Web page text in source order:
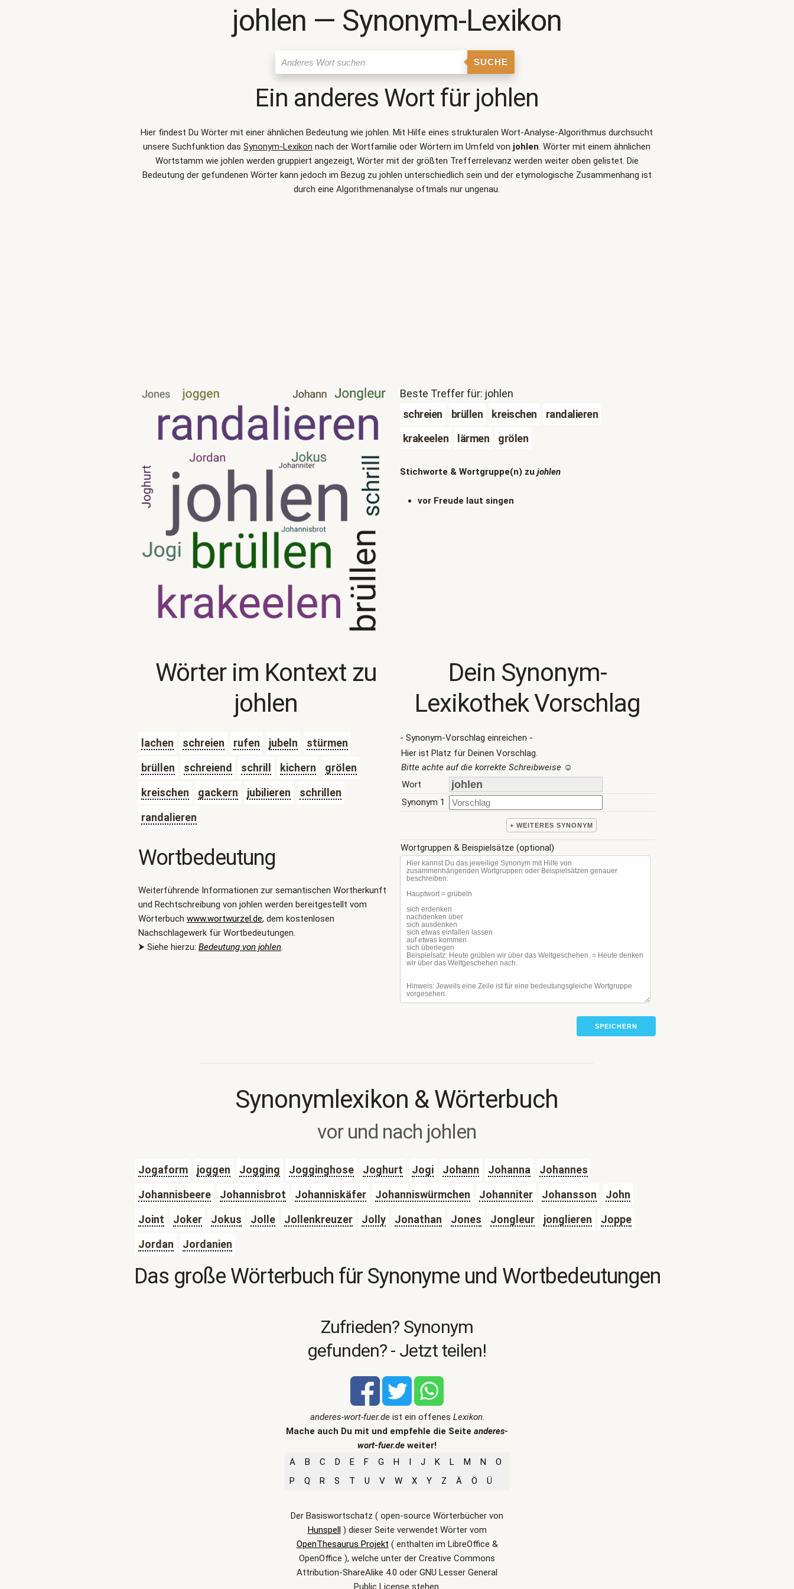
johlen ― Synonym-Lexikon
SUCHE
Ein anderes Wort für johlen
Hier findest Du Wörter mit einer ähnlichen Bedeutung wiejohlen. Mit Hilfe eines strukturalen Wort-Analyse-Algorithmus durchsucht
unsere Suchfunktion dasSynonym-Lexikon nach der Wortfamilie oder Wörtern im Umfeld von johlen. Wörter mit einem ähnlichen
Wortstamm wie johlen werden gruppiert angezeigt, Wörter mit der größten Trefferrelevanz werden weiter oben gelistet. Die
Bedeutung der gefundenen Wörter kann jedoch im Bezug zu johlen unterschiedlich sein und der etymologische Zusammenhang ist
durch eine Algorithmenanalyse oftmals nur ungenau.
Beste Treffer für: johlen
schreien
brüllen kreischen
randalieren
krakeelen
lärmen grölen
Stichworte & Wortgruppe(n) zu johlen
vor Freude laut singen
Wörter im Kontext zu
johlen
lachen schreien rufen jubeln
stürmen
brüllen
schreiend schrill kichern
grölen
kreischen
gackern jubilieren
schrillen
randalieren
Wortbedeutung
Weiterführende Informationen zur semantischen Wortherkunft
und Rechtschreibung von johlen werden bereitgestellt vom
Wörterbuch www.wortwurzel.de, dem kostenlosen
Nachschlagewerk für Wortbedeutungen.
⮞ Siehe hierzu: Bedeutung von johlen.
Dein Synonym-
Lexikothek Vorschlag
- Synonym-Vorschlag einreichen -
Hier ist Platz für Deinen Vorschlag.
Bitte achte auf die korrekte Schreibweise☺
Wort
Synonym 1
+ WEITERES SYNONYM
Wortgruppen & Beispielsätze (optional)
SPEICHERN
Synonymlexikon & Wörterbuch
vor und nach johlen
Jogaform joggen Jogging Jogginghose Joghurt Jogi Johann Johanna
Johannes
Johannisbeere
Johannisbrot Johanniskäfer Johanniswürmchen Johanniter Johansson
John
Joint
Joker Jokus Jolle Jollenkreuzer Jolly Jonathan Jones Jongleur jonglieren
Joppe
Jordan
Jordanien
Das große Wörterbuch für Synonyme und Wortbedeutungen
Zufrieden? Synonym
gefunden? - Jetzt teilen!
anderes-wort-fuer.deist ein offenes Lexikon.
Mache auch Du mit und empfehle die Seite anderes-
wort-fuer.de weiter!
A
B C D E F G H I J K L M N
O
P
Q R S T U V W X Y Z Ä Ö Ü
Der Basiswortschatz ( open-source Wörterbücher von
Hunspell) dieser Seite verwendet Wörter vom
OpenThesaurus Projekt ( enthalten im LibreOffice &
OpenOffice ), welche unter der Creative Commons
Attribution-ShareAlike 4.0 oder GNU Lesser General
Public License stehen.